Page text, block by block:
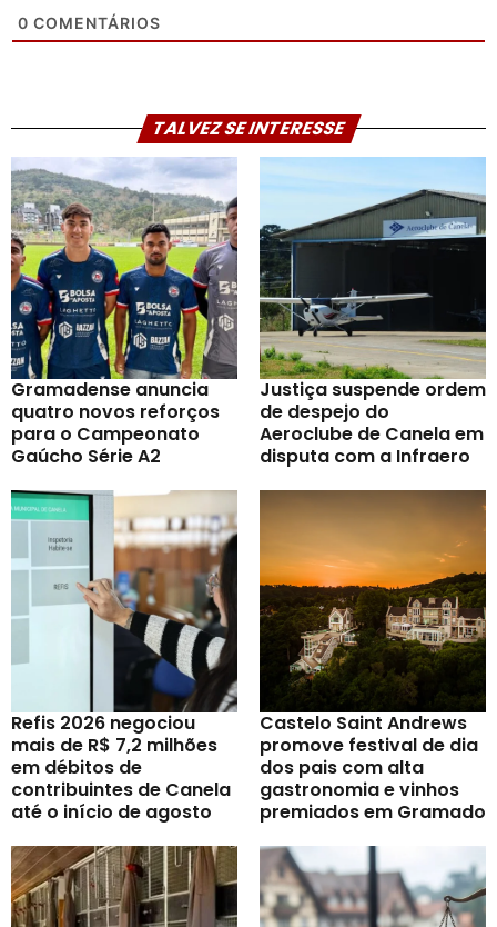
0 COMENTÁRIOS
TALVEZ SE INTERESSE
Gramadense anuncia
quatro novos reforços
para o Campeonato
Gaúcho Série A2
Justiça suspende ordem
de despejo do
Aeroclube de Canela em
disputa com a Infraero
Refis 2026 negociou
mais de R$ 7,2 milhões
em débitos de
contribuintes de Canela
até o início de agosto
Castelo Saint Andrews
promove festival de dia
dos pais com alta
gastronomia e vinhos
premiados em Gramado